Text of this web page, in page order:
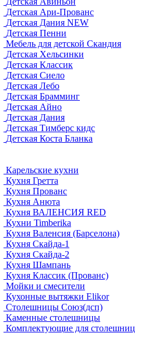
Детская Ари-Прованс
Детская Дания NEW
Детская Пенни
Мебель для детской Скандия
Детская Хельсинки
Детская Классик
Детская Сиело
Детская Лебо
Детская Брамминг
Детская Айно
Детская Дания
Детская Тимберс кидс
Детская Коста Бланка
Карельские кухни
Кухня Гретта
Кухня Прованс
Кухня Анюта
Кухня ВАЛЕНСИЯ RED
Кухни Timberika
Кухня Валенсия (Барселона)
Кухня Скайда-1
Кухня Скайда-2
Кухня Шампань
Кухня Классик (Прованс)
Мойки и смесители
Кухонные вытяжки Elikor
Столешницы Союз(дсп)
Каменные столешницы
Комплектующие для столешниц